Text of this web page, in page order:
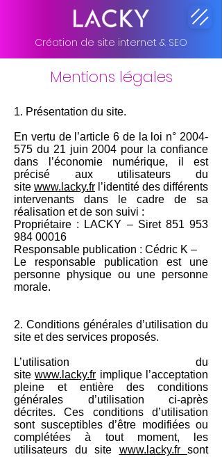
Création de site internet & SEO
Mentions légales
1. Présentation du site.
En vertu de l’article 6 de la loi n° 2004-
575 du 21 juin 2004 pour la confiance
dans l’économie numérique, il est
précisé aux utilisateurs du
site www.lacky.fr l’identité des différents
intervenants dans le cadre de sa
réalisation et de son suivi :
Propriétaire : LACKY – Siret 851 953
984 00016
Responsable publication : Cédric K –
Le responsable publication est une
personne physique ou une personne
morale.
2. Conditions générales d’utilisation du
site et des services proposés.
L’utilisation du
sitewww.lacky.fr implique l’acceptation
pleine et entière des conditions
générales d’utilisation ci-après
décrites. Ces conditions d’utilisation
sont susceptibles d’être modifiées ou
complétées à tout moment, les
utilisateurs du site www.lacky.fr sont